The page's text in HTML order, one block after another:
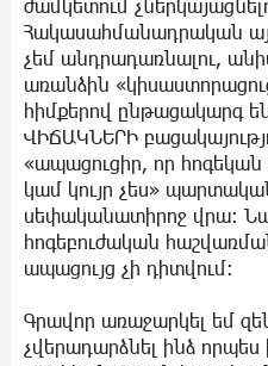
ժամկետում
Հակասահմանադրական
չեմ անդրադառնալու,
առանձին
հիմքերով ընթացակարգ
ՎԻՃԱԿՆԵՐԻ
«ապացուցիր, որ
կամ կույր չես»
սեփականատիրոջ վրա։
հոգեբուժական
ապացույց չի դիտվում։
Գրավոր առաջարկել եմ
չվերադարձնել ինձ